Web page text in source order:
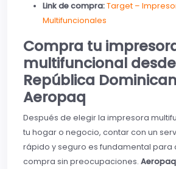
Link de compra:Target –
Multifuncionales
Compra tu
multifuncional desde
República
Aeropaq
Después de elegir la impresora
tu hogar o negocio, contar con un
rápido y seguro es fundamental para
compra sin preocupaciones. Aeropaq